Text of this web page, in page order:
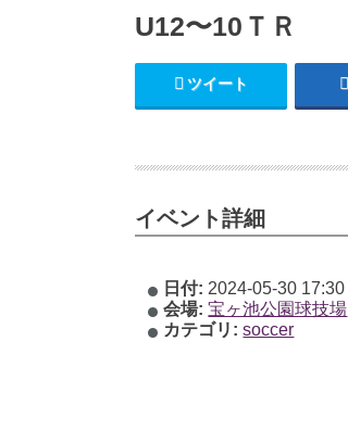
U12〜10ＴＲ
ツイート
イベント詳細
日付: 2024-05-30 17:30
会場: 宝ヶ池公園球技場
カテゴリ: soccer